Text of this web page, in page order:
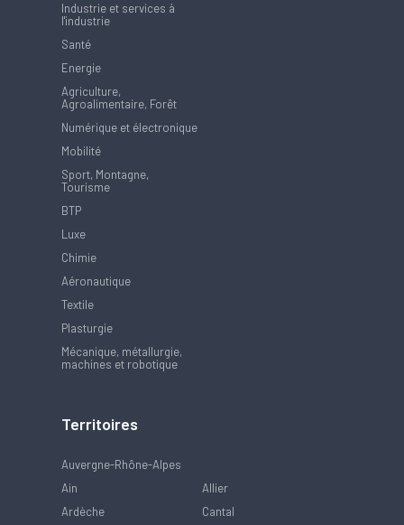
Industrie et services à
l'industrie
Santé
Energie
Agriculture,
Agroalimentaire, Forêt
Numérique et électronique
Mobilité
Sport, Montagne,
Tourisme
BTP
Luxe
Chimie
Aéronautique
Textile
Plasturgie
Mécanique, métallurgie,
machines et robotique
Territoires
Auvergne-Rhône-Alpes
Ain
Allier
Ardèche
Cantal